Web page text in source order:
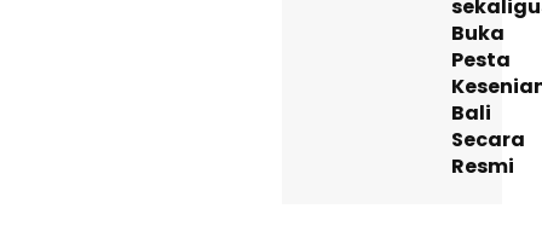
Buka
Pesta
Bali
Secara
Resmi